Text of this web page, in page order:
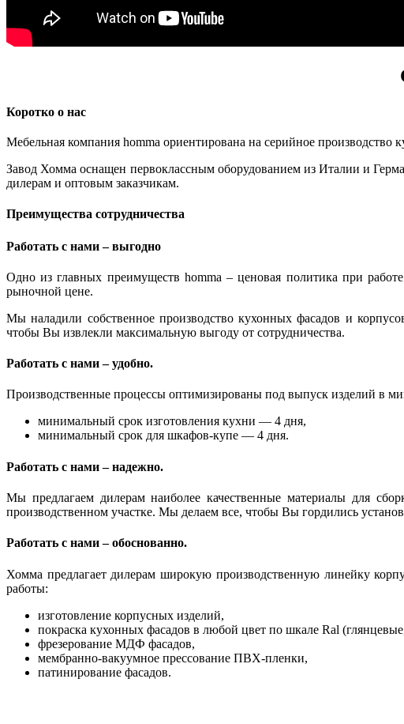
Коротко о нас
Мебельная компания homma ориентирована на серийное производство
Завод Хомма оснащен первоклассным оборудованием из Италии и
дилерам и оптовым заказчикам.
Преимущества сотрудничества
Работать с нами – выгодно
Одно из главных преимуществ homma – ценовая политика при
рыночной цене.
Мы наладили собственное производство кухонных фасадов и
чтобы Вы извлекли максимальную выгоду от сотрудничества.
Работать с нами – удобно.
Производственные процессы оптимизированы под выпуск изделий в
минимальный срок изготовления кухни — 4 дня,
минимальный срок для шкафов-купе — 4 дня.
Работать с нами – надежно.
Мы предлагаем дилерам наиболее качественные материалы для
производственном участке. Мы делаем все, чтобы Вы гордились
Работать с нами – обоснованно.
Хомма предлагает дилерам широкую производственную линейку
работы:
изготовление корпусных изделий,
покраска кухонных фасадов в любой цвет по шкале Ral
фрезерование МДФ фасадов,
мембранно-вакуумное прессование ПВХ-пленки,
патинирование фасадов.